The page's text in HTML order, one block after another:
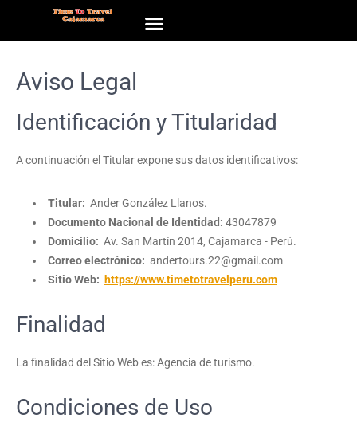
Aviso Legal
Identificación y Titularidad
A continuación el Titular expone sus datos identificativos:
Titular: Ander González Llanos.
Documento Nacional de Identidad: 43047879
Domicilio: Av. San Martín 2014, Cajamarca - Perú.
Correo electrónico: andertours.22@gmail.com
Sitio Web: https://www.timetotravelperu.com
Finalidad
La finalidad del Sitio Web es: Agencia de turismo.
Condiciones de Uso